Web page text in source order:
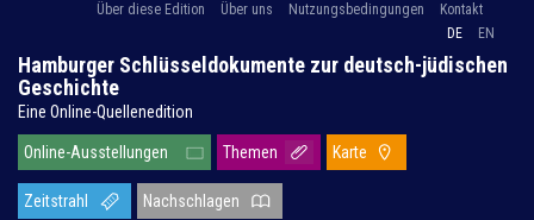
Über diese Edition Über uns Nutzungsbedingungen
Kontakt
DE
EN
Hamburger Schlüsseldokumente zur deutsch-jüdischen
Geschichte
Eine Online-Quellenedition
Online-Ausstellungen Themen Karte
Zeitstrahl Nachschlagen